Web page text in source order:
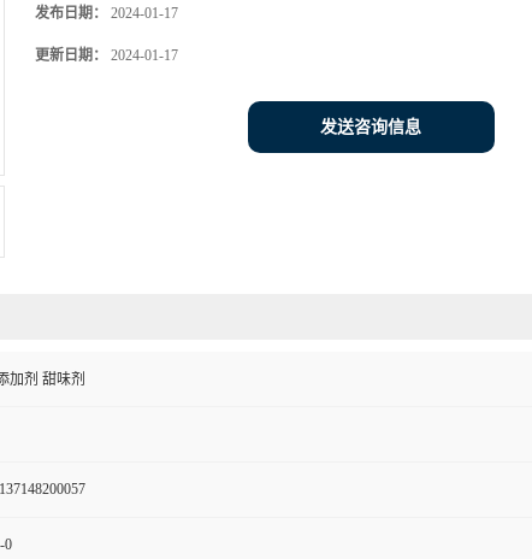
发布日期： 2024-01-17
更新日期： 2024-01-17
发送咨询信息
加剂 甜味剂
0